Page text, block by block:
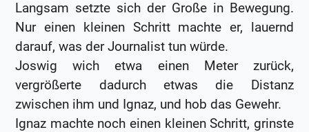
Langsam setzte sich der Große in Bewegung.
Nur einen kleinen Schritt machte er, lauernd
darauf, was der Journalist tun würde.
Joswig wich etwa einen Meter zurück,
vergrößerte dadurch etwas die Distanz
zwischen ihm und Ignaz, und hob das Gewehr.
Ignaz machte noch einen kleinen Schritt, grinste